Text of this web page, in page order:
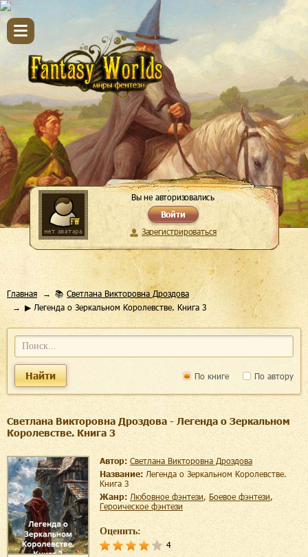
Вы не авторизовались
Войти
Зарегистрироваться
Главная 📚 Светлана Викторовна Дроздова
▶ Легенда о Зеркальном Королевстве. Книга 3
По книге По автору
Найти
Светлана Викторовна Дроздова - Легенда о Зеркальном
Королевстве. Книга 3
Автор: Светлана Викторовна Дроздова
Название: Легенда о Зеркальном Королевстве.
Книга 3
Жанр:
любовное фэнтези, боевое фэнтези,
героическое фэнтези
Оценить:
4